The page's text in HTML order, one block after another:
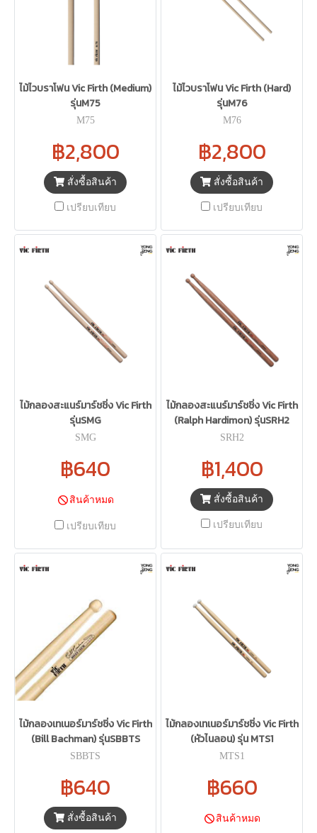
ไม้ไวบราโฟน Vic Firth (Medium)
รุ่นM75
M75
฿2,800
สั่งซื้อสินค้า
เปรียบเทียบ
ไม้ไวบราโฟน Vic Firth (Hard)
รุ่นM76
M76
฿2,800
สั่งซื้อสินค้า
เปรียบเทียบ
ไม้กลองสะแนร์มาร์ชชิ่ง Vic Firth
รุ่นSMG
SMG
฿640
สินค้าหมด
เปรียบเทียบ
ไม้กลองสะแนร์มาร์ชชิ่ง Vic Firth
(Ralph Hardimon) รุ่นSRH2
SRH2
฿1,400
สั่งซื้อสินค้า
เปรียบเทียบ
ไม้กลองเทเนอร์มาร์ชชิ่ง Vic Firth
(Bill Bachman) รุ่นSBBTS
SBBTS
฿640
สั่งซื้อสินค้า
ไม้กลองเทเนอร์มาร์ชชิ่ง Vic Firth
(หัวไนลอน) รุ่น MTS1
MTS1
฿660
สินค้าหมด